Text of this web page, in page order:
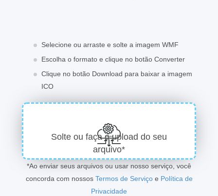
Selecione ou arraste e solte a imagem WMF
Escolha o formato e clique no botão Converter
Clique no botão Download para baixar a imagem
ICO
Solte ou faça o upload do seu
arquivo*
*Ao enviar seus arquivos ou usar nosso serviço, você
concorda com nossos Termos de Serviçoe Política de
Privacidade